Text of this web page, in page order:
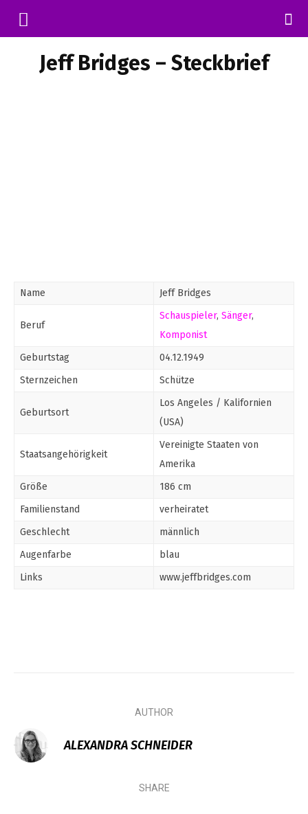
Jeff Bridges – Steckbrief
Name Jeff Bridges
Beruf
Schauspieler, Sänger,
Komponist
Geburtstag
04.12.1949
Sternzeichen
Schütze
Geburtsort
Los Angeles / Kalifornien
(USA)
Staatsangehörigkeit
Vereinigte Staaten von
Amerika
Größe
186 cm
Familienstand
verheiratet
Geschlecht
männlich
Augenfarbe
blau
Links
www.jeffbridges.com
AUTHOR
ALEXANDRA SCHNEIDER
SHARE